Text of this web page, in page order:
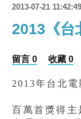
2013-07-21 11:42:49
2013《台
留言 0 收藏 0
2013年台北電
百萬首獎得主